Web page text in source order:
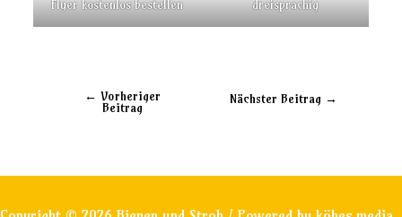
Flyer kostenlos bestellen dreisprachig
← Vorheriger
Beitrag
Nächster Beitrag →